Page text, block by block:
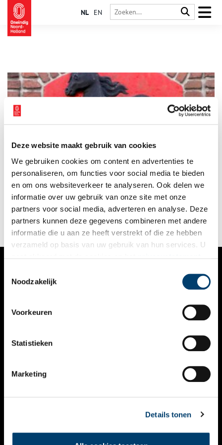
Deze website maakt gebruik van cookies
We gebruiken cookies om content en advertenties te
personaliseren, om functies voor social media te bieden
en om ons websiteverkeer te analyseren. Ook delen we
informatie over uw gebruik van onze site met onze
partners voor social media, adverteren en analyse. Deze
partners kunnen deze gegevens combineren met andere
informatie die u aan ze heeft verstrekt of die ze hebben
verzameld op basis van uw gebruik van hun services. U
Noodzakelijk
Voorkeuren
Statistieken
Marketing
Details tonen
NL EN
Wie Volendam zegt, denkt al snel aan vissers, klederdracht en
de palingsound. Maar achter het huidige dorp schuilt een
mysterieuze sage die eeuwen teruggaat. Het wapen van
Volendam – een veulen met een vis onder zijn voorbeen –
vertelt niet zomaar een volksverhaal, maar een legende die
bepalend is voor het karakter van het dorp. Hoe komt een
paardje uit de golven terecht in het wapen van dit
vissersdorp?
VERHALEN
KALENDER
THEMA’S
VIDEO’S
CONTACT